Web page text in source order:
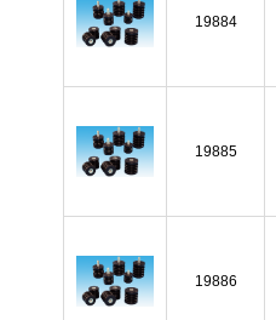
19884
19885
19886